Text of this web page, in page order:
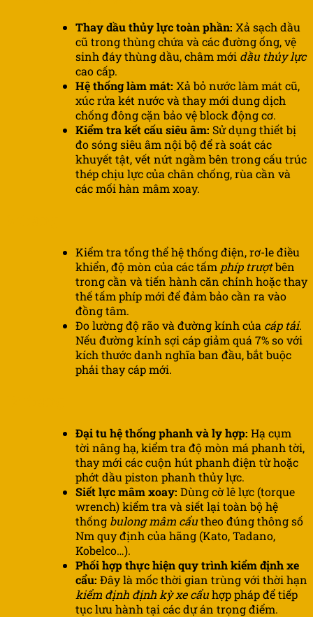
Thay dầu thủy lực toàn phần: Xả sạch dầu
cũ trong thùng chứa và các đường ống, vệ
sinh đáy thùng dầu, châm mới dầu thủy lực
cao cấp.
Hệ thống làm mát: Xả bỏ nước làm mát cũ,
xúc rửa két nước và thay mới dung dịch
chống đông cặn bảo vệ block động cơ.
Kiểm tra kết cấu siêu âm: Sử dụng thiết bị
đo sóng siêu âm nội bộ để rà soát các
khuyết tật, vết nứt ngầm bên trong cấu trúc
thép chịu lực của chân chống, rùa cần và
các mối hàn mâm xoay.
Kiểm tra tổng thể hệ thống điện, rơ-le điều
khiển, độ mòn của các tấm phíp trượtbên
trong cần và tiến hành căn chỉnh hoặc thay
thế tấm phíp mới để đảm bảo cần ra vào
đồng tâm.
Đo lường độ rão và đường kính của cáp tải.
Nếu đường kính sợi cáp giảm quá 7% so với
kích thước danh nghĩa ban đầu, bắt buộc
phải thay cáp mới.
Đại tu hệ thống phanh và ly hợp: Hạ cụm
tời nâng hạ, kiểm tra độ mòn má phanh tời,
thay mới các cuộn hút phanh điện từ hoặc
phớt dầu piston phanh thủy lực.
Siết lực mâm xoay: Dùng cờ lê lực (torque
wrench) kiểm tra và siết lại toàn bộ hệ
thống bulong mâm cẩutheo đúng thông số
Nm quy định của hãng (Kato, Tadano,
Kobelco…).
Phối hợp thực hiện quy trình kiểm định xe
cẩu: Đây là mốc thời gian trùng với thời hạn
kiểm định định kỳ xe cẩuhợp pháp để tiếp
tục lưu hành tại các dự án trọng điểm.